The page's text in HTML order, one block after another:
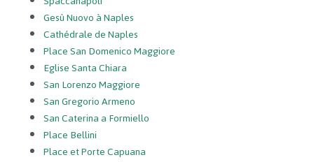
Gesù Nuovo à Naples
Cathédrale de Naples
Place San Domenico Maggiore
Eglise Santa Chiara
San Lorenzo Maggiore
San Gregorio Armeno
San Caterina a Formiello
Place Bellini
Place et Porte Capuana